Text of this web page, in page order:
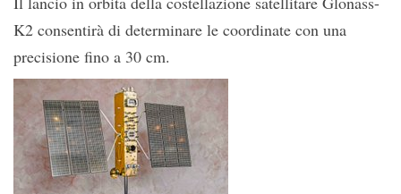
K2 consentirà di determinare le coordinate con una
precisione fino a 30 cm.